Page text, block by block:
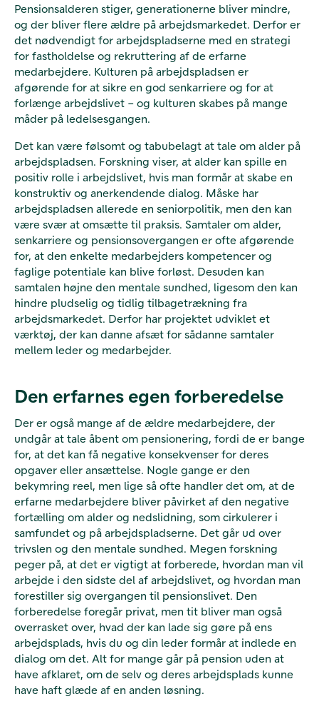
Pensionsalderen stiger, generationerne bliver mindre,
og der bliver flere ældre på arbejdsmarkedet. Derfor er
det nødvendigt for arbejdspladserne med en strategi
for fastholdelse og rekruttering af de erfarne
medarbejdere. Kulturen på arbejdspladsen er
afgørende for at sikre en god senkarriere og for at
forlænge arbejdslivet – og kulturen skabes på mange
måder på ledelsesgangen.
Det kan være følsomt og tabubelagt at tale om alder på
arbejdspladsen. Forskning viser, at alder kan spille en
positiv rolle i arbejdslivet, hvis man formår at skabe en
konstruktiv og anerkendende dialog. Måske har
arbejdspladsen allerede en seniorpolitik, men den kan
være svær at omsætte til praksis. Samtaler om alder,
senkarriere og pensionsovergangen er ofte afgørende
for, at den enkelte medarbejders kompetencer og
faglige potentiale kan blive forløst. Desuden kan
samtalen højne den mentale sundhed, ligesom den kan
hindre pludselig og tidlig tilbagetrækning fra
arbejdsmarkedet. Derfor har projektet udviklet et
værktøj, der kan danne afsæt for sådanne samtaler
mellem leder og medarbejder.
Den erfarnes egen forberedelse
Der er også mange af de ældre medarbejdere, der
undgår at tale åbent om pensionering, fordi de er bange
for, at det kan få negative konsekvenser for deres
opgaver eller ansættelse. Nogle gange er den
bekymring reel, men lige så ofte handler det om, at de
erfarne medarbejdere bliver påvirket af den negative
fortælling om alder og nedslidning, som cirkulerer i
samfundet og på arbejdspladserne. Det går ud over
trivslen og den mentale sundhed. Megen forskning
peger på, at det er vigtigt at forberede, hvordan man vil
arbejde i den sidste del af arbejdslivet, og hvordan man
forestiller sig overgangen til pensionslivet. Den
forberedelse foregår privat, men tit bliver man også
overrasket over, hvad der kan lade sig gøre på ens
arbejdsplads, hvis du og din leder formår at indlede en
dialog om det. Alt for mange går på pension uden at
have afklaret, om de selv og deres arbejdsplads kunne
have haft glæde af en anden løsning.